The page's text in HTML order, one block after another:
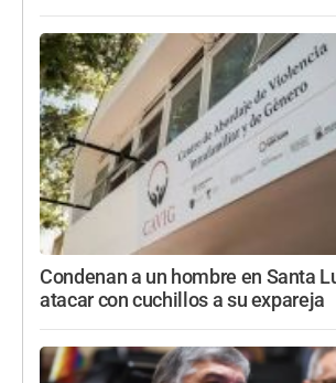
Condenan a un hombre en Santa
atacar con cuchillos a su expareja